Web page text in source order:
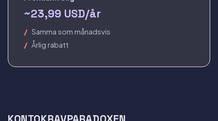
~23,99 USD/år
Samma som månadsvis
Årlig rabatt